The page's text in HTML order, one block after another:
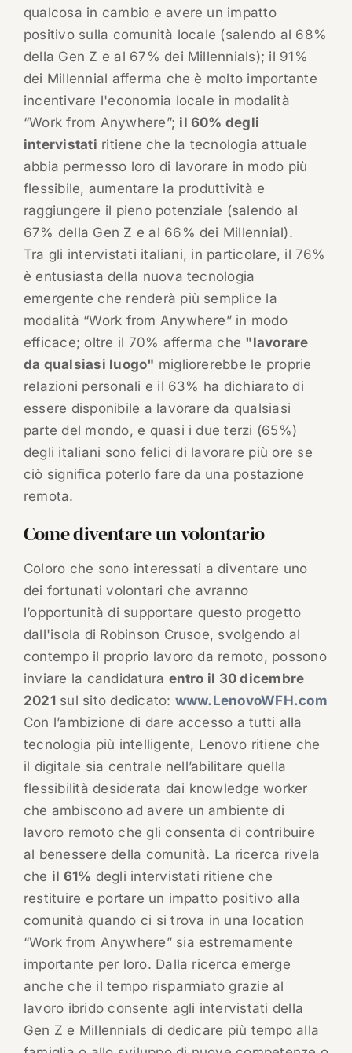
qualcosa in cambio e avere un impatto
positivo sulla comunità locale (salendo al 68%
della Gen Z e al 67% dei Millennials); il 91%
dei Millennial afferma che è molto importante
incentivare l'economia locale in modalità
“Work from Anywhere”; il 60% degli
intervistati ritiene che la tecnologia attuale
abbia permesso loro di lavorare in modo più
flessibile, aumentare la produttività e
raggiungere il pieno potenziale (salendo al
67% della Gen Z e al 66% dei Millennial).
Tra gli intervistati italiani, in particolare, il 76%
è entusiasta della nuova tecnologia
emergente che renderà più semplice la
modalità “Work from Anywhere” in modo
efficace; oltre il 70% afferma che "lavorare
da qualsiasi luogo" migliorerebbe le proprie
relazioni personali e il 63% ha dichiarato di
essere disponibile a lavorare da qualsiasi
parte del mondo, e quasi i due terzi (65%)
degli italiani sono felici di lavorare più ore se
ciò significa poterlo fare da una postazione
remota.
Come diventare un volontario
Coloro che sono interessati a diventare uno
dei fortunati volontari che avranno
l’opportunità di supportare questo progetto
dall'isola di Robinson Crusoe, svolgendo al
contempo il proprio lavoro da remoto, possono
inviare la candidatura entro il 30 dicembre
2021 sul sito dedicato: www.LenovoWFH.com
Con l’ambizione di dare accesso a tutti alla
tecnologia più intelligente, Lenovo ritiene che
il digitale sia centrale nell’abilitare quella
flessibilità desiderata dai knowledge worker
che ambiscono ad avere un ambiente di
lavoro remoto che gli consenta di contribuire
al benessere della comunità. La ricerca rivela
che il 61% degli intervistati ritiene che
restituire e portare un impatto positivo alla
comunità quando ci si trova in una location
“Work from Anywhere” sia estremamente
importante per loro. Dalla ricerca emerge
anche che il tempo risparmiato grazie al
lavoro ibrido consente agli intervistati della
Gen Z e Millennials di dedicare più tempo alla